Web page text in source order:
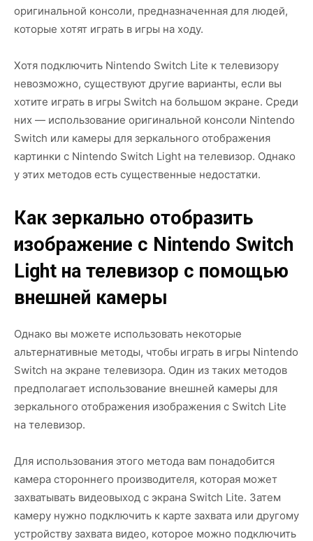
оригинальной консоли, предназначенная для людей,
которые хотят играть в игры на ходу.
Хотя подключить Nintendo Switch Lite к телевизору
невозможно, существуют другие варианты, если вы
хотите играть в игры Switch на большом экране. Среди
них — использование оригинальной консоли Nintendo
Switch или камеры для зеркального отображения
картинки с Nintendo Switch Light на телевизор. Однако
у этих методов есть существенные недостатки.
Как зеркально отобразить
изображение с Nintendo Switch
Light на телевизор с помощью
внешней камеры
Однако вы можете использовать некоторые
альтернативные методы, чтобы играть в игры Nintendo
Switch на экране телевизора. Один из таких методов
предполагает использование внешней камеры для
зеркального отображения изображения с Switch Lite
на телевизор.
Для использования этого метода вам понадобится
камера стороннего производителя, которая может
захватывать видеовыход с экрана Switch Lite. Затем
камеру нужно подключить к карте захвата или другому
устройству захвата видео, которое можно подключить